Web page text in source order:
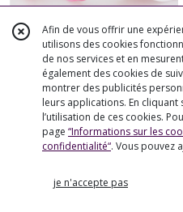
Passepoil tout textile 10mm
AJOUTER AU PANIER
0€49
Afin de vous offrir une
utilisons des cookies
de nos services et en
également des cookies de
montrer des publicités
leurs applications. En cliquant
l’utilisation de ces cookies.
page “Informations sur les
confidentialité“. Vous pouvez
je n'accepte pas